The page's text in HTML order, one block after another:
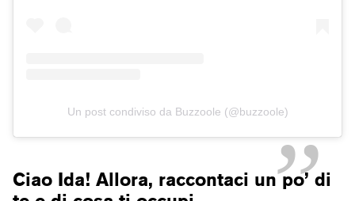
Un post condiviso da Buzzoole (@buzzoole)
Ciao Ida! Allora, raccontaci un po’ di